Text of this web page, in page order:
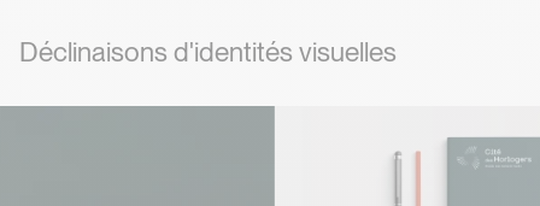
Déclinaisons d'identités visuelles